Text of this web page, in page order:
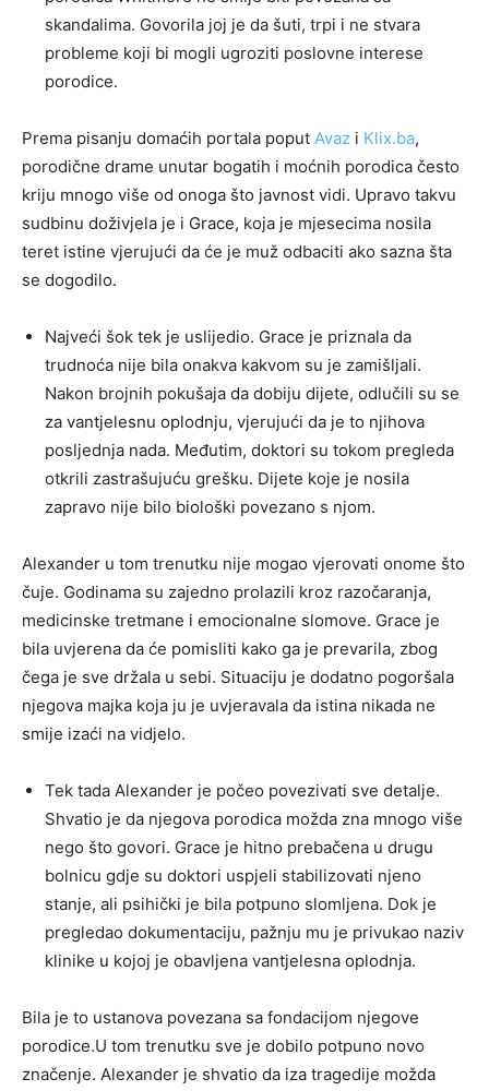
skandalima. Govorila joj je da šuti, trpi i ne stvara
probleme koji bi mogli ugroziti poslovne interese
porodice.
Prema pisanju domaćih portala poput Avaz i Klix.ba,
porodične drame unutar bogatih i moćnih porodica često
kriju mnogo više od onoga što javnost vidi. Upravo takvu
sudbinu doživjela je i Grace, koja je mjesecima nosila
teret istine vjerujući da će je muž odbaciti ako sazna šta
se dogodilo.
Najveći šok tek je uslijedio. Grace je priznala da
trudnoća nije bila onakva kakvom su je zamišljali.
Nakon brojnih pokušaja da dobiju dijete, odlučili su se
za vantjelesnu oplodnju, vjerujući da je to njihova
posljednja nada. Međutim, doktori su tokom pregleda
otkrili zastrašujuću grešku. Dijete koje je nosila
zapravo nije bilo biološki povezano s njom.
Alexander u tom trenutku nije mogao vjerovati onome što
čuje. Godinama su zajedno prolazili kroz razočaranja,
medicinske tretmane i emocionalne slomove. Grace je
bila uvjerena da će pomisliti kako ga je prevarila, zbog
čega je sve držala u sebi. Situaciju je dodatno pogoršala
njegova majka koja ju je uvjeravala da istina nikada ne
smije izaći na vidjelo.
Tek tada Alexander je počeo povezivati sve detalje.
Shvatio je da njegova porodica možda zna mnogo više
nego što govori. Grace je hitno prebačena u drugu
bolnicu gdje su doktori uspjeli stabilizovati njeno
stanje, ali psihički je bila potpuno slomljena. Dok je
pregledao dokumentaciju, pažnju mu je privukao naziv
klinike u kojoj je obavljena vantjelesna oplodnja.
Bila je to ustanova povezana sa fondacijom njegove
porodice.U tom trenutku sve je dobilo potpuno novo
značenje. Alexander je shvatio da iza tragedije možda